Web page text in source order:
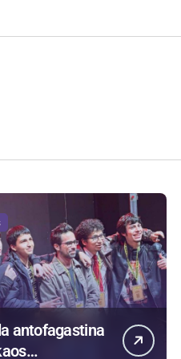
antofagastina